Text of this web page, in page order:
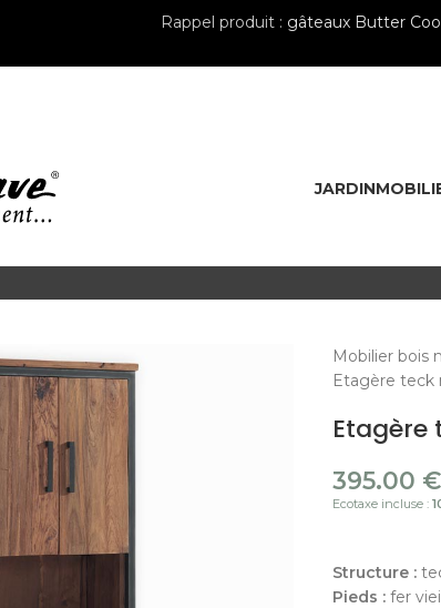
Rappel produit : gâteaux Butter
JARDIN
Mobilier bois
Etagère teck
Etagère
395.00 €
Ecotaxe incluse :
Structure :
Pieds : fer